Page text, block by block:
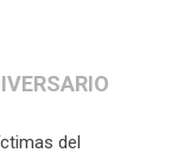
del